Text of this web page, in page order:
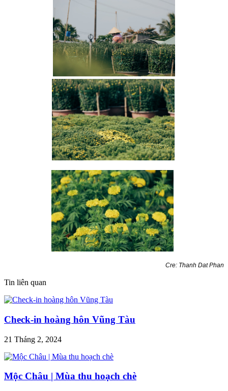
Cre: Thanh Dat Phan
Tin liên quan
Check-in hoàng hôn Vũng Tàu
21 Tháng 2, 2024
Mộc Châu | Mùa thu hoạch chè